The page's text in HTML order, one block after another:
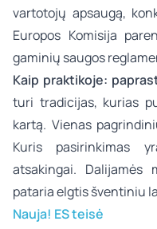
vartotojų apsaugą,
Europos Komisija
gaminių saugos
Kaip praktikoje:
turi tradicijas, kurias
kartą. Vienas
Kuris pasirinkimas
atsakingai. Dalijamės
pataria elgtis šventiniu
Nauja! ES teisė